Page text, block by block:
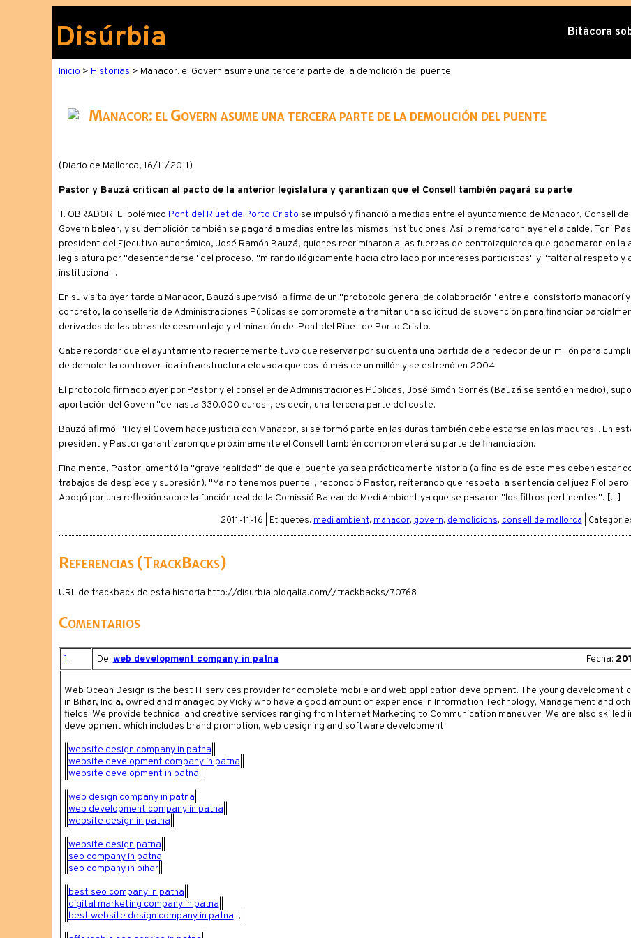
Disúrbia Bitàcora
Inicio > Historias > Manacor: el Govern asume una tercera parte de la demolición del puente
Manacor: el Govern asume una tercera parte de la demolición del puente
(Diario de Mallorca, 16/11/2011)
Pastor y Bauzá critican al pacto de la anterior legislatura y garantizan que el Consell también pagará su parte
T. OBRADOR. El polémico Pont del Riuet de Porto Cristo se impulsó y financió a medias entre el ayuntamiento de Manacor, Consell de
Govern balear, y su demolición también se pagará a medias entre las mismas instituciones. Así lo remarcaron ayer el alcalde, Toni
president del Ejecutivo autonómico, José Ramón Bauzá, quienes recriminaron a las fuerzas de centroizquierda que gobernaron en la
legislatura por "desentenderse" del proceso, "mirando ilógicamente hacia otro lado por intereses partidistas" y "faltar al respeto y
institucional".
En su visita ayer tarde a Manacor, Bauzá supervisó la firma de un "protocolo general de colaboración" entre el consistorio manacorí y
concreto, la conselleria de Administraciones Públicas se compromete a tramitar una solicitud de subvención para financiar
derivados de las obras de desmontaje y eliminación del Pont del Riuet de Porto Cristo.
Cabe recordar que el ayuntamiento recientemente tuvo que reservar por su cuenta una partida de alrededor de un millón para
de demoler la controvertida infraestructura elevada que costó más de un millón y se estrenó en 2004.
El protocolo firmado ayer por Pastor y el conseller de Administraciones Públicas, José Simón Gornés (Bauzá se sentó en medio),
aportación del Govern "de hasta 330.000 euros", es decir, una tercera parte del coste.
Bauzá afirmó: "Hoy el Govern hace justicia con Manacor, si se formó parte en las duras también debe estarse en las maduras". En
president y Pastor garantizaron que próximamente el Consell también comprometerá su parte de financiación.
Finalmente, Pastor lamentó la "grave realidad" de que el puente ya sea prácticamente historia (a finales de este mes deben estar
trabajos de despiece y supresión). "Ya no tenemos puente", reconoció Pastor, reiterando que respeta la sentencia del juez Fiol pero
Abogó por una reflexión sobre la función real de la Comissió Balear de Medi Ambient ya que se pasaron "los filtros pertinentes". [...]
2011-11-16 | Etiquetes: medi ambient, manacor, govern, demolicions, consell de mallorca |
Referencias (TrackBacks)
URL de trackback de esta historia http://disurbia.blogalia.com//trackbacks/70768
Comentarios
1 De: web development company in patna Fecha:
Web Ocean Design is the best IT services provider for complete mobile and web application development. The young development
in Bihar, India, owned and managed by Vicky who have a good amount of experience in Information Technology, Management and
fields. We provide technical and creative services ranging from Internet Marketing to Communication maneuver. We are also skilled
development which includes brand promotion, web designing and software development.
website design company in patna
website development company in patna
website development in patna
web design company in patna
web development company in patna
website design in patna
website design patna
seo company in patna
seo company in bihar||
best seo company in patna
digital marketing company in patna
best website design company in patna l,||